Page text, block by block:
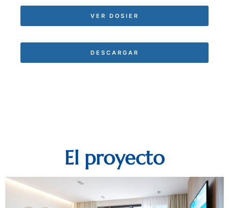
VER DOSIER
DESCARGAR
El proyecto